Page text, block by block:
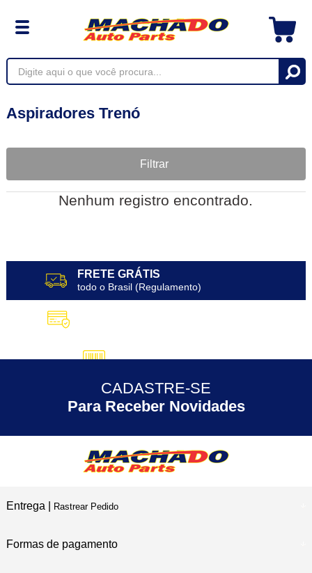
Aspiradores Trenó
Filtrar
Nenhum registro encontrado.
FRETE GRÁTIS
todo o Brasil (Regulamento)
5% DESCONTO no Pix
30 ANOS
CADASTRE-SE
Para Receber Novidades
Entrega | Rastrear Pedido
Formas de pagamento